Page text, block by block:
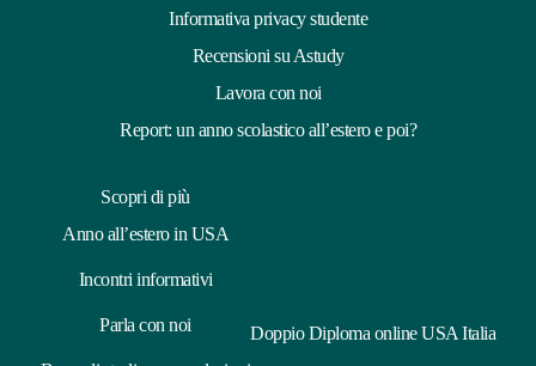
di poter contare su di loro mi ha fatto sentire tranquilla.
lasciato ricordi meravigliosi e mi ha fatto crescere sia come
persona che come studentessa. La consiglio con tutto il cuore
offriva la partenza assicurata, il che mi ha dato tanta
tranquillità. Inoltre, sono stati super precisi e professionali in
Informativa privacy studente
Recensioni su Astudy
Lavora con noi
Report: un anno scolastico all’estero e poi?
Scopri di più
Anno all’estero in USA
Incontri informativi
Parla con noi Doppio Diploma online USA Italia